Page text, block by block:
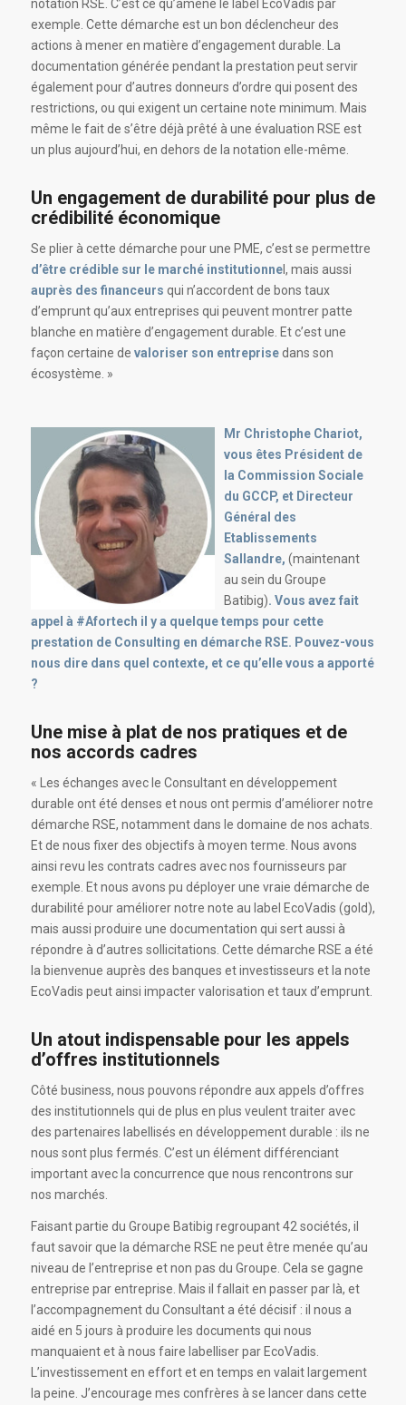
notation RSE. C’est ce qu’amène le label EcoVadis par
exemple. Cette démarche est un bon déclencheur des
actions à mener en matière d’engagement durable. La
documentation générée pendant la prestation peut servir
également pour d’autres donneurs d’ordre qui posent des
restrictions, ou qui exigent un certaine note minimum. Mais
même le fait de s’être déjà prêté à une évaluation RSE est
un plus aujourd’hui, en dehors de la notation elle-même.
Un engagement de durabilité pour plus de
crédibilité économique
Se plier à cette démarche pour une PME, c’est se permettre
d’être crédible sur le marché institutionnel, mais aussi
auprès des financeurs qui n’accordent de bons taux
d’emprunt qu’aux entreprises qui peuvent montrer patte
blanche en matière d’engagement durable. Et c’est une
façon certaine de valoriser son entreprisedans son
écosystème. »
Mr Christophe Chariot,
vous êtes Président de
la Commission Sociale
du GCCP, et Directeur
Général des
Etablissements
Sallandre, (maintenant
au sein du Groupe
Batibig). Vous avez fait
appel à #Afortech il y a quelque temps pour cette
prestation de Consulting en démarche RSE. Pouvez-vous
nous dire dans quel contexte, et ce qu’elle vous a apporté
?
Une mise à plat de nos pratiques et de
nos accords cadres
« Les échanges avec le Consultant en développement
durable ont été denses et nous ont permis d’améliorer notre
démarche RSE, notamment dans le domaine de nos achats.
Et de nous fixer des objectifs à moyen terme. Nous avons
ainsi revu les contrats cadres avec nos fournisseurs par
exemple. Et nous avons pu déployer une vraie démarche de
durabilité pour améliorer notre note au label EcoVadis (gold),
mais aussi produire une documentation qui sert aussi à
répondre à d’autres sollicitations. Cette démarche RSE a été
la bienvenue auprès des banques et investisseurs et la note
EcoVadis peut ainsi impacter valorisation et taux d’emprunt.
Un atout indispensable pour les appels
d’offres institutionnels
Côté business, nous pouvons répondre aux appels d’offres
des institutionnels qui de plus en plus veulent traiter avec
des partenaires labellisés en développement durable : ils ne
nous sont plus fermés. C’est un élément différenciant
important avec la concurrence que nous rencontrons sur
nos marchés.
Faisant partie du Groupe Batibig regroupant 42 sociétés, il
faut savoir que la démarche RSE ne peut être menée qu’au
niveau de l’entreprise et non pas du Groupe. Cela se gagne
entreprise par entreprise. Mais il fallait en passer par là, et
l’accompagnement du Consultant a été décisif : il nous a
aidé en 5 jours à produire les documents qui nous
manquaient et à nous faire labelliser par EcoVadis.
L’investissement en effort et en temps en valait largement
la peine. J’encourage mes confrères à se lancer dans cette